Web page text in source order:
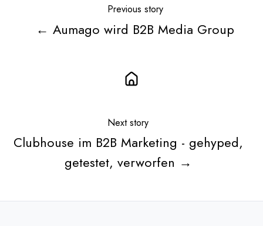
Previous story
← Aumago wird B2B Media Group
Next story
Clubhouse im B2B Marketing - gehyped,
getestet, verworfen →